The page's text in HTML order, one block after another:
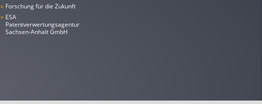
» Forschung für die Zukunft
» ESA
Patentverwertungsagentur
Sachsen-Anhalt GmbH